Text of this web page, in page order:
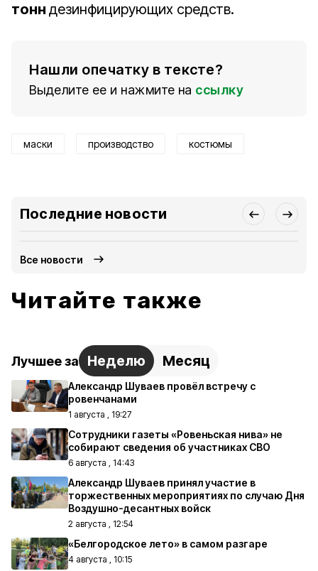
тонн дезинфицирующих средств.
Нашли опечатку в тексте?
Выделите ее и нажмите на ссылку
маски производство костюмы
Последние новости
Все новости
Читайте также
Лучшее за Неделю Месяц
Александр Шуваев провёл встречу с
ровенчанами
1 августа , 19:27
Сотрудники газеты «Ровеньская нива» не
собирают сведения об участниках СВО
6 августа , 14:43
Александр Шуваев принял участие в
торжественных мероприятиях по случаю Дня
Воздушно-десантных войск
2 августа , 12:54
«Белгородское лето» в самом разгаре
4 августа , 10:15